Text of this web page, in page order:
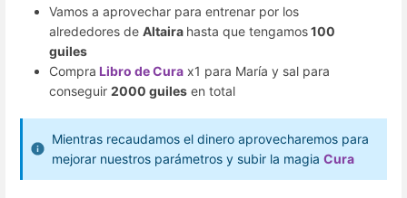
Vamos a aprovechar para entrenar por los
alrededores de Altaira hasta que tengamos100
guiles
Compra Libro de Cura x1 para María y sal para
conseguir 2000 guiles en total
Mientras recaudamos el dinero aprovecharemos para
mejorar nuestros parámetros y subir la magia Cura